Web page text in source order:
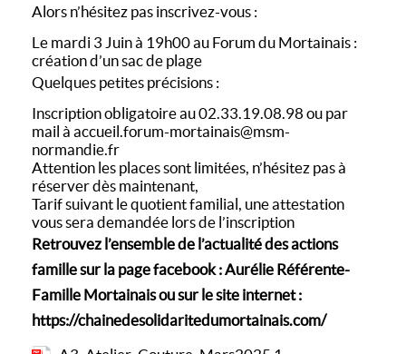
Alors n’hésitez pas inscrivez-vous :
Le mardi 3 Juin à 19h00 au Forum du Mortainais :
création d’un sac de plage
Quelques petites précisions :
Inscription obligatoire au 02.33.19.08.98 ou par
mail à accueil.forum-mortainais@msm-
normandie.fr
Attention les places sont limitées, n’hésitez pas à
réserver dès maintenant,
Tarif suivant le quotient familial, une attestation
vous sera demandée lors de l’inscription
Retrouvez l’ensemble de l’actualité des actions
famille sur la page facebook : Aurélie Référente-
Famille Mortainais ou sur le site internet :
https://chainedesolidaritedumortainais.com/